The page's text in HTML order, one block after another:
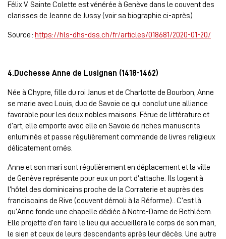
Félix V. Sainte Colette est vénérée à Genève dans le couvent des
clarisses de Jeanne de Jussy (voir sa biographie ci-après)
Source : https://hls-dhs-dss.ch/fr/articles/018681/2020-01-20/
4.Duchesse Anne de Lusignan (1418-1462)
Née à Chypre, fille du roi Janus et de Charlotte de Bourbon, Anne
se marie avec Louis, duc de Savoie ce qui conclut une alliance
favorable pour les deux nobles maisons. Férue de littérature et
d’art, elle emporte avec elle en Savoie de riches manuscrits
enluminés et passe régulièrement commande de livres religieux
délicatement ornés.
Anne et son mari sont régulièrement en déplacement et la ville
de Genève représente pour eux un port d’attache. Ils logent à
l’hôtel des dominicains proche de la Corraterie et auprès des
franciscains de Rive (couvent démoli à la Réforme).. C’est là
qu’Anne fonde une chapelle dédiée à Notre-Dame de Bethléem.
Elle projette d’en faire le lieu qui accueillera le corps de son mari,
le sien et ceux de leurs descendants après leur décès. Une autre